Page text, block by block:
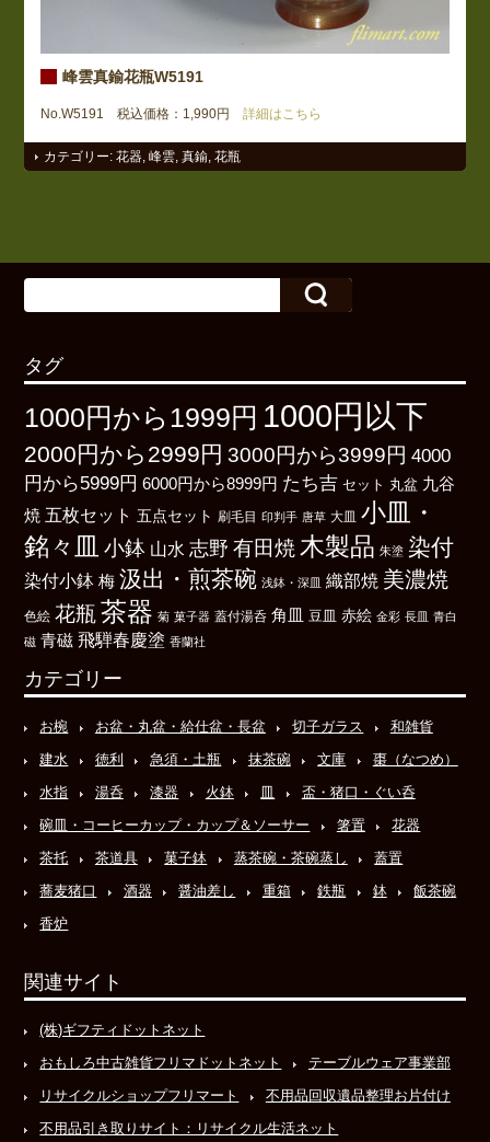
峰雲真鍮花瓶W5191
No.W5191 税込価格：1,990円 詳細はこちら
カテゴリー:花器,峰雲,真鍮,花瓶
タグ
1000円から1999円 1000円以下
2000円から2999円 3000円から3999円 4000
円から5999円 6000円から8999円 たち吉 セット 丸盆 九谷
焼 五枚セット 五点セット 刷毛目 印判手 唐草 大皿 小皿・
銘々皿 小鉢 山水 志野 有田焼 木製品 朱塗 染付
染付小鉢 梅 汲出・煎茶碗 浅鉢・深皿 織部焼 美濃焼
色絵 花瓶 茶器 菊 菓子器 蓋付湯呑 角皿 豆皿 赤絵 金彩 長皿 青白
磁 青磁 飛騨春慶塗 香蘭社
カテゴリー
お椀 お盆・丸盆・給仕盆・長盆 切子ガラス
和雑貨
建水
徳利 急須・土瓶 抹茶碗 文庫
棗（なつめ）
水指
湯呑 漆器 火鉢 皿
盃・猪口・ぐい呑
碗皿・コーヒーカップ・カップ＆ソーサー
箸置
花器
茶托
茶道具 菓子鉢 蒸茶碗・茶碗蒸し
蓋置
蕎麦猪口
酒器 醤油差し 重箱 鉄瓶 鉢
飯茶碗
香炉
関連サイト
(株)ギフティドットネット
おもしろ中古雑貨フリマドットネット
テーブルウェア事業部
リサイクルショップフリマート
不用品回収遺品整理お片付け
不用品引き取りサイト：リサイクル生活ネット